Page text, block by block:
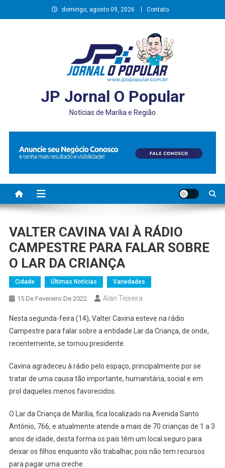
to
domingo, agosto 09, 2026 Contato
JP Jornal O Popular
Notícias de Marília e Região
VALTER CAVINA VAI À RÁDIO
CAMPESTRE PARA FALAR SOBRE
O LAR DA CRIANÇA
Cidade Últimas Notícias Variedades
15 De Fevereiro De 2022 Alan Teixeira
Nesta segunda-feira (14), Valter Cavina esteve na rádio
Campestre para falar sobre a entidade Lar da Criança, de onde,
recentemente, se tornou presidente.
Cavina agradeceu à rádio pelo espaço, principalmente por se
tratar de uma causa tão importante, humanitária, social e em
prol daqueles menos favorecidos.
O Lar da Criança de Marília, fica localizado na Avenida Santo
Antônio, 766, e atualmente atende a mais de 70 crianças de 1 a 3
anos de idade, desta forma os pais têm um local seguro para
deixar os filhos enquanto vão trabalhar, pois não tem recursos
para pagar uma creche.